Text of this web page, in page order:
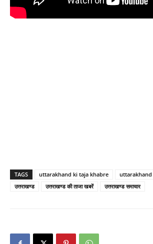
TAGS uttarakhand ki taja khabre uttarakhand
उत्तराखण्ड
उत्तराखण्ड की ताजा खबरें उत्तराखण्ड समाचार